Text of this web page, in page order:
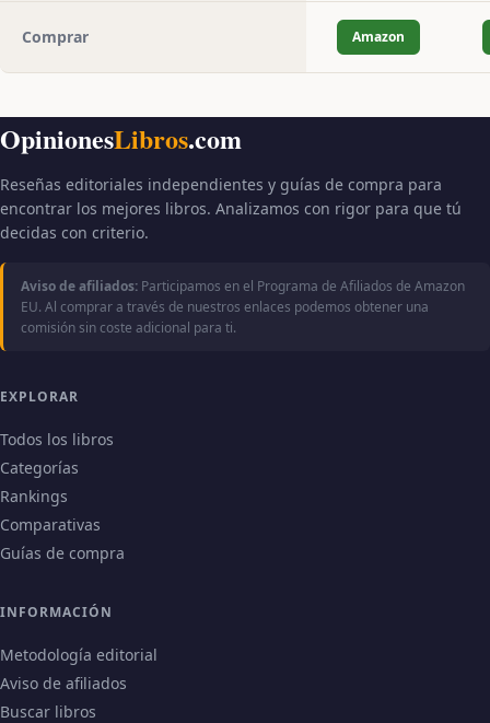
Comprar Amazon
OpinionesLibros.com
Reseñas editoriales independientes y guías de compra para
encontrar los mejores libros. Analizamos con rigor para que tú
decidas con criterio.
Aviso de afiliados: Participamos en el Programa de Afiliados de Amazon
EU. Al comprar a través de nuestros enlaces podemos obtener una
comisión sin coste adicional para ti.
EXPLORAR
Todos los libros
Categorías
Rankings
Comparativas
Guías de compra
INFORMACIÓN
Metodología editorial
Aviso de afiliados
Buscar libros